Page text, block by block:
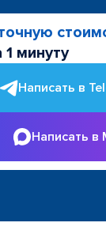
1 минуту
Написать в
Написать в